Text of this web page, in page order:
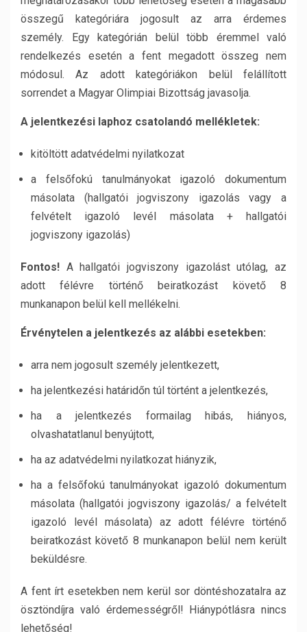
összegű kategóriára jogosult az arra érdemes
személy. Egy kategórián belül több éremmel való
rendelkezés esetén a fent megadott összeg nem
módosul. Az adott kategóriákon belül felállított
sorrendet a Magyar Olimpiai Bizottság javasolja.
A jelentkezési laphoz csatolandó mellékletek:
kitöltött adatvédelmi nyilatkozat
a felsőfokú tanulmányokat igazoló dokumentum
másolata (hallgatói jogviszony igazolás vagy a
felvételt igazoló levél másolata + hallgatói
jogviszony igazolás)
Fontos! A hallgatói jogviszony igazolást utólag, az
adott félévre történő beiratkozást követő 8
munkanapon belül kell mellékelni.
Érvénytelen a jelentkezés az alábbi esetekben:
arra nem jogosult személy jelentkezett,
ha jelentkezési határidőn túl történt a jelentkezés,
ha a jelentkezés formailag hibás, hiányos,
olvashatatlanul benyújtott,
ha az adatvédelmi nyilatkozat hiányzik,
ha a felsőfokú tanulmányokat igazoló dokumentum
másolata (hallgatói jogviszony igazolás/ a felvételt
igazoló levél másolata) az adott félévre történő
beiratkozást követő 8 munkanapon belül nem került
beküldésre.
A fent írt esetekben nem kerül sor döntéshozatalra az
ösztöndíjra való érdemességről! Hiánypótlásra nincs
lehetőség!